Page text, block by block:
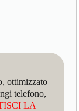
ottimizzato
telefono,
LA